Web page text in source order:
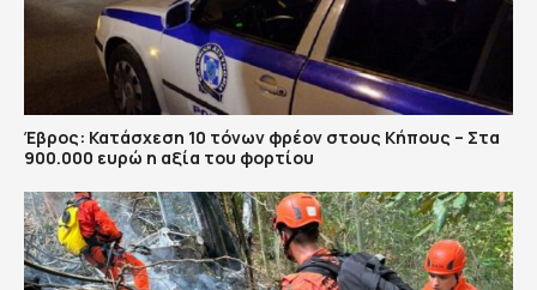
Έβρος: Κατάσχεση 10 τόνων φρέον στους Κήπους – Στα
900.000 ευρώ η αξία του φορτίου